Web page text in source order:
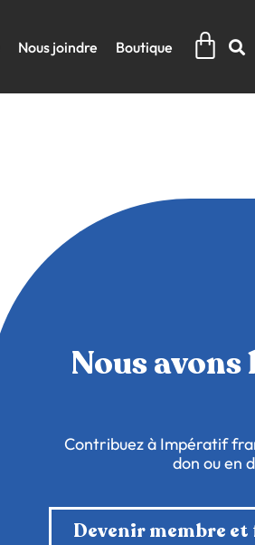
Nous joindre Boutique
Nous avons
Contribuez à Impératif
don ou en
Devenir membre et